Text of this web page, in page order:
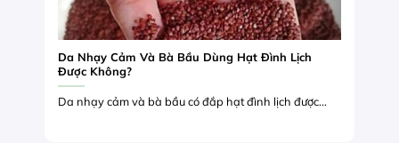
Da Nhạy Cảm Và Bà Bầu Dùng Hạt Đình Lịch
Được Không?
Da nhạy cảm và bà bầu có đắp hạt đình lịch được...